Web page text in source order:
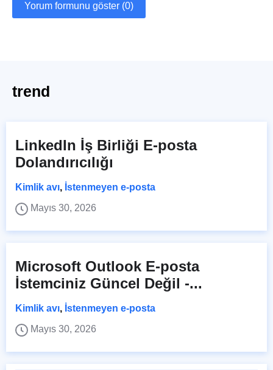
Yorum formunu göster (0)
trend
LinkedIn İş Birliği E-posta
Dolandırıcılığı
Kimlik avı, İstenmeyen e-posta
Mayıs 30, 2026
Microsoft Outlook E-posta
İstemciniz Güncel Değil -...
Kimlik avı, İstenmeyen e-posta
Mayıs 30, 2026